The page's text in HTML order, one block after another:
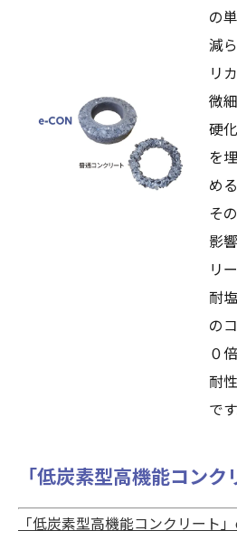
の
減
リ
微
硬
を
め
そ
影
リ
耐
の
０
耐
です
「低炭素型高機能コン
「低炭素型高機能コンクリート